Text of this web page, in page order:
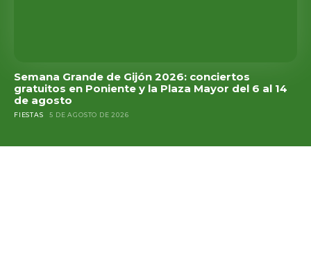
Semana Grande de Gijón 2026: conciertos
gratuitos en Poniente y la Plaza Mayor del 6 al 14
de agosto
FIESTAS 5 DE AGOSTO DE 2026